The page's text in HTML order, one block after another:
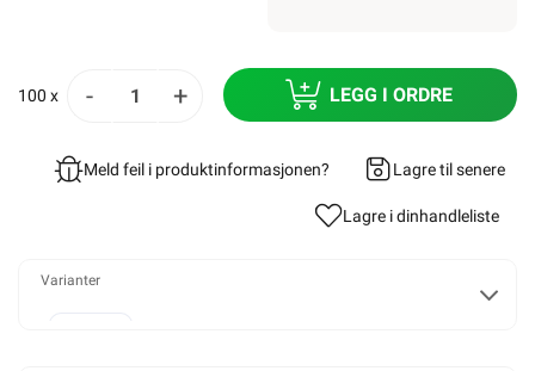
100 x - + LEGG I ORDRE
Meld feil i produktinformasjonen? Lagre til senere
Lagre i dinhandleliste
Varianter